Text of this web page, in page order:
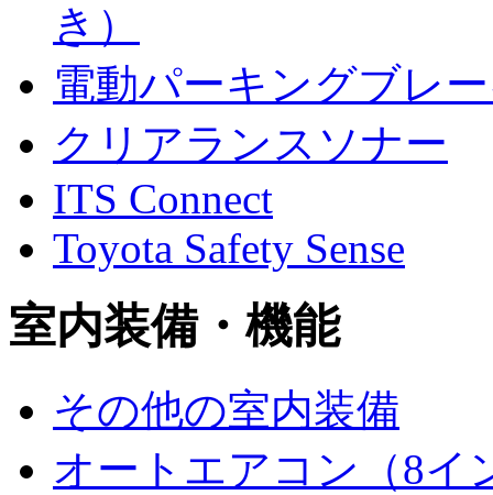
き）
電動パーキングブレ
クリアランスソナー
ITS Connect
Toyota Safety Sense
室内装備・機能
その他の室内装備
オートエアコン（8イ